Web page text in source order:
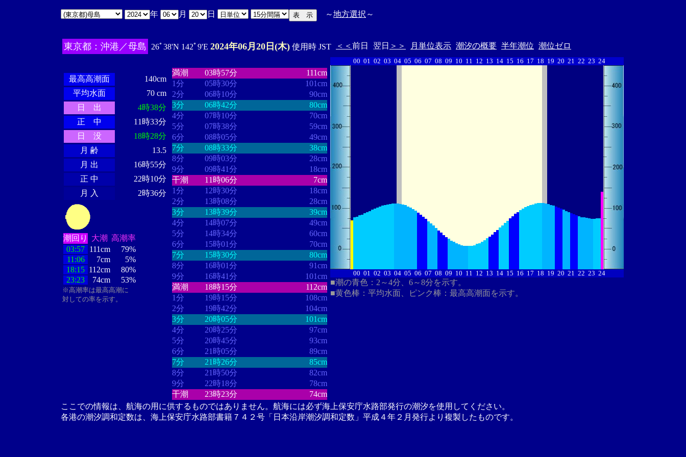
年 月 日 ～地方選択 ～
東京都：沖港／母島 26ﾟ38'N 142ﾟ9'E 2024年06月20日(木) 使用時 JST ＜＜ 前日 翌日 ＞＞ 月単位表示 潮汐の概要 半年潮位 潮位ゼロ
最高高潮面
140cm
平均水面
70 cm
日 出
4時38分
正 中
11時33分
日 没
18時28分
月 齢
13.5
月 出
16時55分
正 中
22時10分
月 入
2時36分
潮回り 大潮 高潮率
03:57 111cm
79%
11:06
7cm
5%
18:15 112cm
80%
23:23
74cm 53%
※高潮率は最高高潮に
対しての率を示す。
満潮
03時57分
111cm
1分
05時30分
101cm
2分
06時10分
90cm
3分
06時42分
80cm
4分
07時10分
70cm
5分
07時38分
59cm
6分
08時05分
49cm
7分
08時33分
38cm
8分
09時03分
28cm
9分
09時41分
18cm
干潮
11時06分
7cm
1分
12時30分
18cm
2分
13時08分
28cm
3分
13時39分
39cm
4分
14時07分
49cm
5分
14時34分
60cm
6分
15時01分
70cm
7分
15時30分
80cm
8分
16時01分
91cm
9分
16時41分
101cm
満潮
18時15分
112cm
1分
19時15分
108cm
2分
19時42分
104cm
3分
20時05分
101cm
4分
20時25分
97cm
5分
20時45分
93cm
6分
21時05分
89cm
7分
21時26分
85cm
8分
21時50分
82cm
9分
22時18分
78cm
干潮
23時23分 74cm
00 01 02 03 04 05 06 07 08 09 10 11 12 13 14 15 16 17 18 19 20 21 22 23 24
00 01 02 03 04 05 06 07 08 09 10 11 12 13 14 15 16 17 18 19 20 21 22 23 24
■潮の青色：2～4分、6～8分を示す。
■黄色棒：平均水面、ピンク棒：最高高潮面を示す。
ここでの情報は、航海の用に供するものではありません。航海には必ず海上保安庁水路部発行の潮汐を使用してください。
各港の潮汐調和定数は、海上保安庁水路部書籍７４２号「日本沿岸潮汐調和定数」平成４年２月発行より複製したものです。